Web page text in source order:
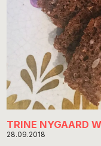
TRINE NYGAARD
28.09.2018